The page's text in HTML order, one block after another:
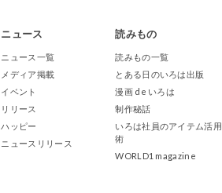
ニュース
ニュース一覧
メディア掲載
イベント
リリース
ハッピー
ニュースリリース
読みもの
読みもの一覧
とある日のいろは出版
漫画 de いろは
制作秘話
いろは社員のアイテム活用
術
WORLD1 magazine